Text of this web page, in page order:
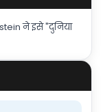
ने इसे "दुनिया